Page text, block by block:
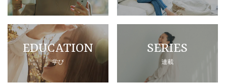
EDUCATION
学び
SERIES
連載